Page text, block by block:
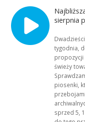
sierpnia
tygodnia,
propozycji
świeży
piosenki,
sprzed 5,